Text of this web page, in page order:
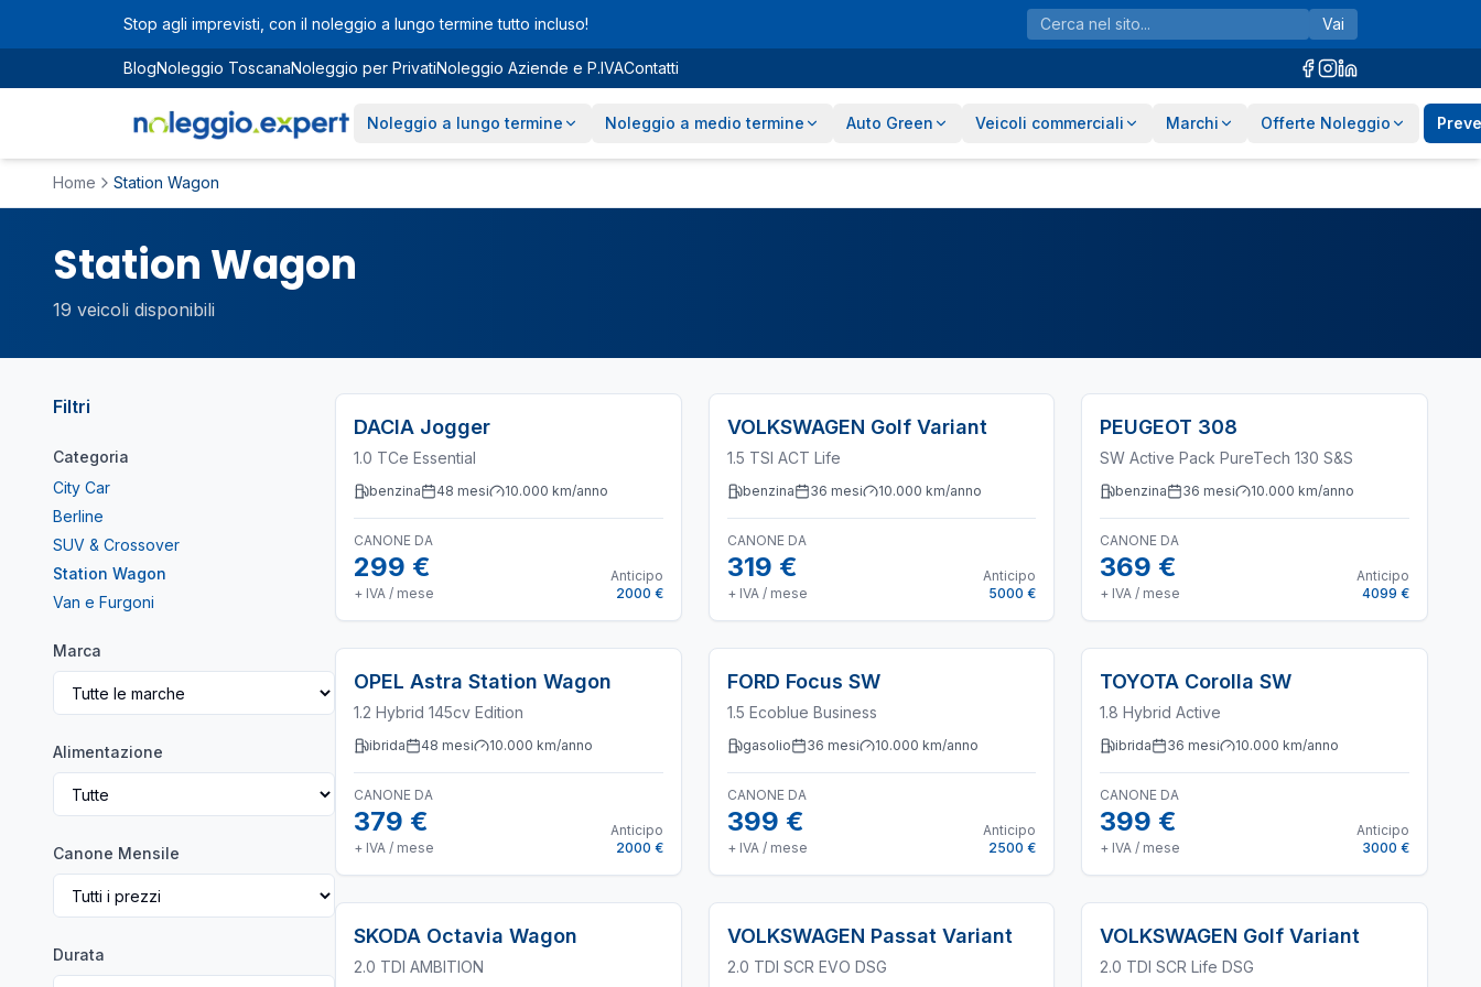
Vai al contenuto principale
Stop agli imprevisti, con il noleggio a lungo termine tutto incluso! Vai
BlogNoleggio ToscanaNoleggio per PrivatiNoleggio Aziende e P.IVAContatti
Noleggio a lungo termine Noleggio a medio termine Auto Green Veicoli commerciali Marchi Offerte Noleggio
Home Station Wagon
Station Wagon
19 veicoli disponibili
Filtri
Categoria
City Car
Berline
SUV & Crossover
Station Wagon
Van e Furgoni
Marca
Alimentazione
Canone Mensile
Durata
DACIA Jogger
1.0 TCe Essential
benzina 48 mesi 10.000 km/anno
CANONE DA
299 €
+ IVA / mese
Anticipo
2000 €
VOLKSWAGEN Golf Variant
1.5 TSI ACT Life
benzina 36 mesi 10.000 km/anno
CANONE DA
319 €
+ IVA / mese
Anticipo
5000 €
PEUGEOT 308
SW Active Pack PureTech 130 S&S
benzina 36 mesi 10.000 km/anno
CANONE DA
369 €
+ IVA / mese
Anticipo
4099 €
OPEL Astra Station Wagon
1.2 Hybrid 145cv Edition
ibrida 48 mesi 10.000 km/anno
CANONE DA
379 €
+ IVA / mese
Anticipo
2000 €
FORD Focus SW
1.5 Ecoblue Business
gasolio 36 mesi 10.000 km/anno
CANONE DA
399 €
+ IVA / mese
Anticipo
2500 €
TOYOTA Corolla SW
1.8 Hybrid Active
ibrida 36 mesi 10.000 km/anno
CANONE DA
399 €
+ IVA / mese
Anticipo
3000 €
SKODA Octavia Wagon
2.0 TDI AMBITION
VOLKSWAGEN Passat Variant
2.0 TDI SCR EVO DSG
VOLKSWAGEN Golf Variant
2.0 TDI SCR Life DSG